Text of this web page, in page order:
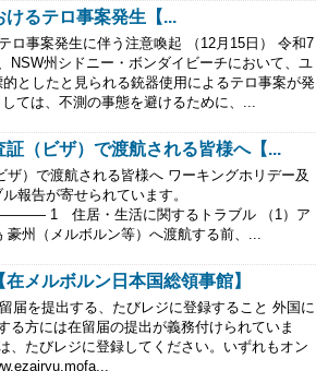
るテロ事案発生【...
ロ事案発生に伴う注意喚起 （12月15日） 令和7
NSW州シドニー・ボンダイビーチにおいて、ユ
としたと見られる銃器使用によるテロ事案が発
ては、不測の事態を避けるために、...
（ビザ）で渡航される皆様へ【...
）で渡航される皆様へ ワーキングホリデー及
報告が寄せられています。
居・生活に関するトラブル （1）ア
州（メルボルン等）へ渡航する前、...
メルボルン日本国総領事館】
を提出する、たびレジに登録すること 外国に
る方には在留届の提出が義務付けられていま
、たびレジに登録してください。いずれもオン